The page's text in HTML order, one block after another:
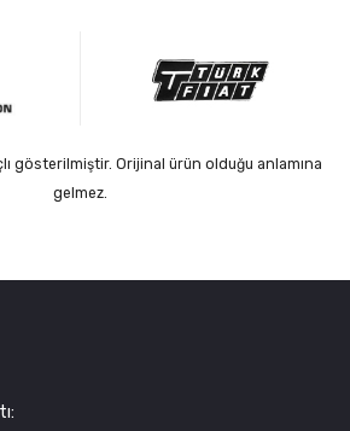
gösterilmiştir. Orijinal ürün olduğu anlamına
gelmez.